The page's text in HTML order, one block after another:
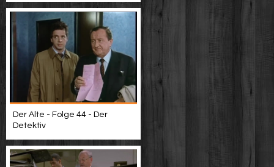
Der Alte - Folge 44 - Der
Detektiv